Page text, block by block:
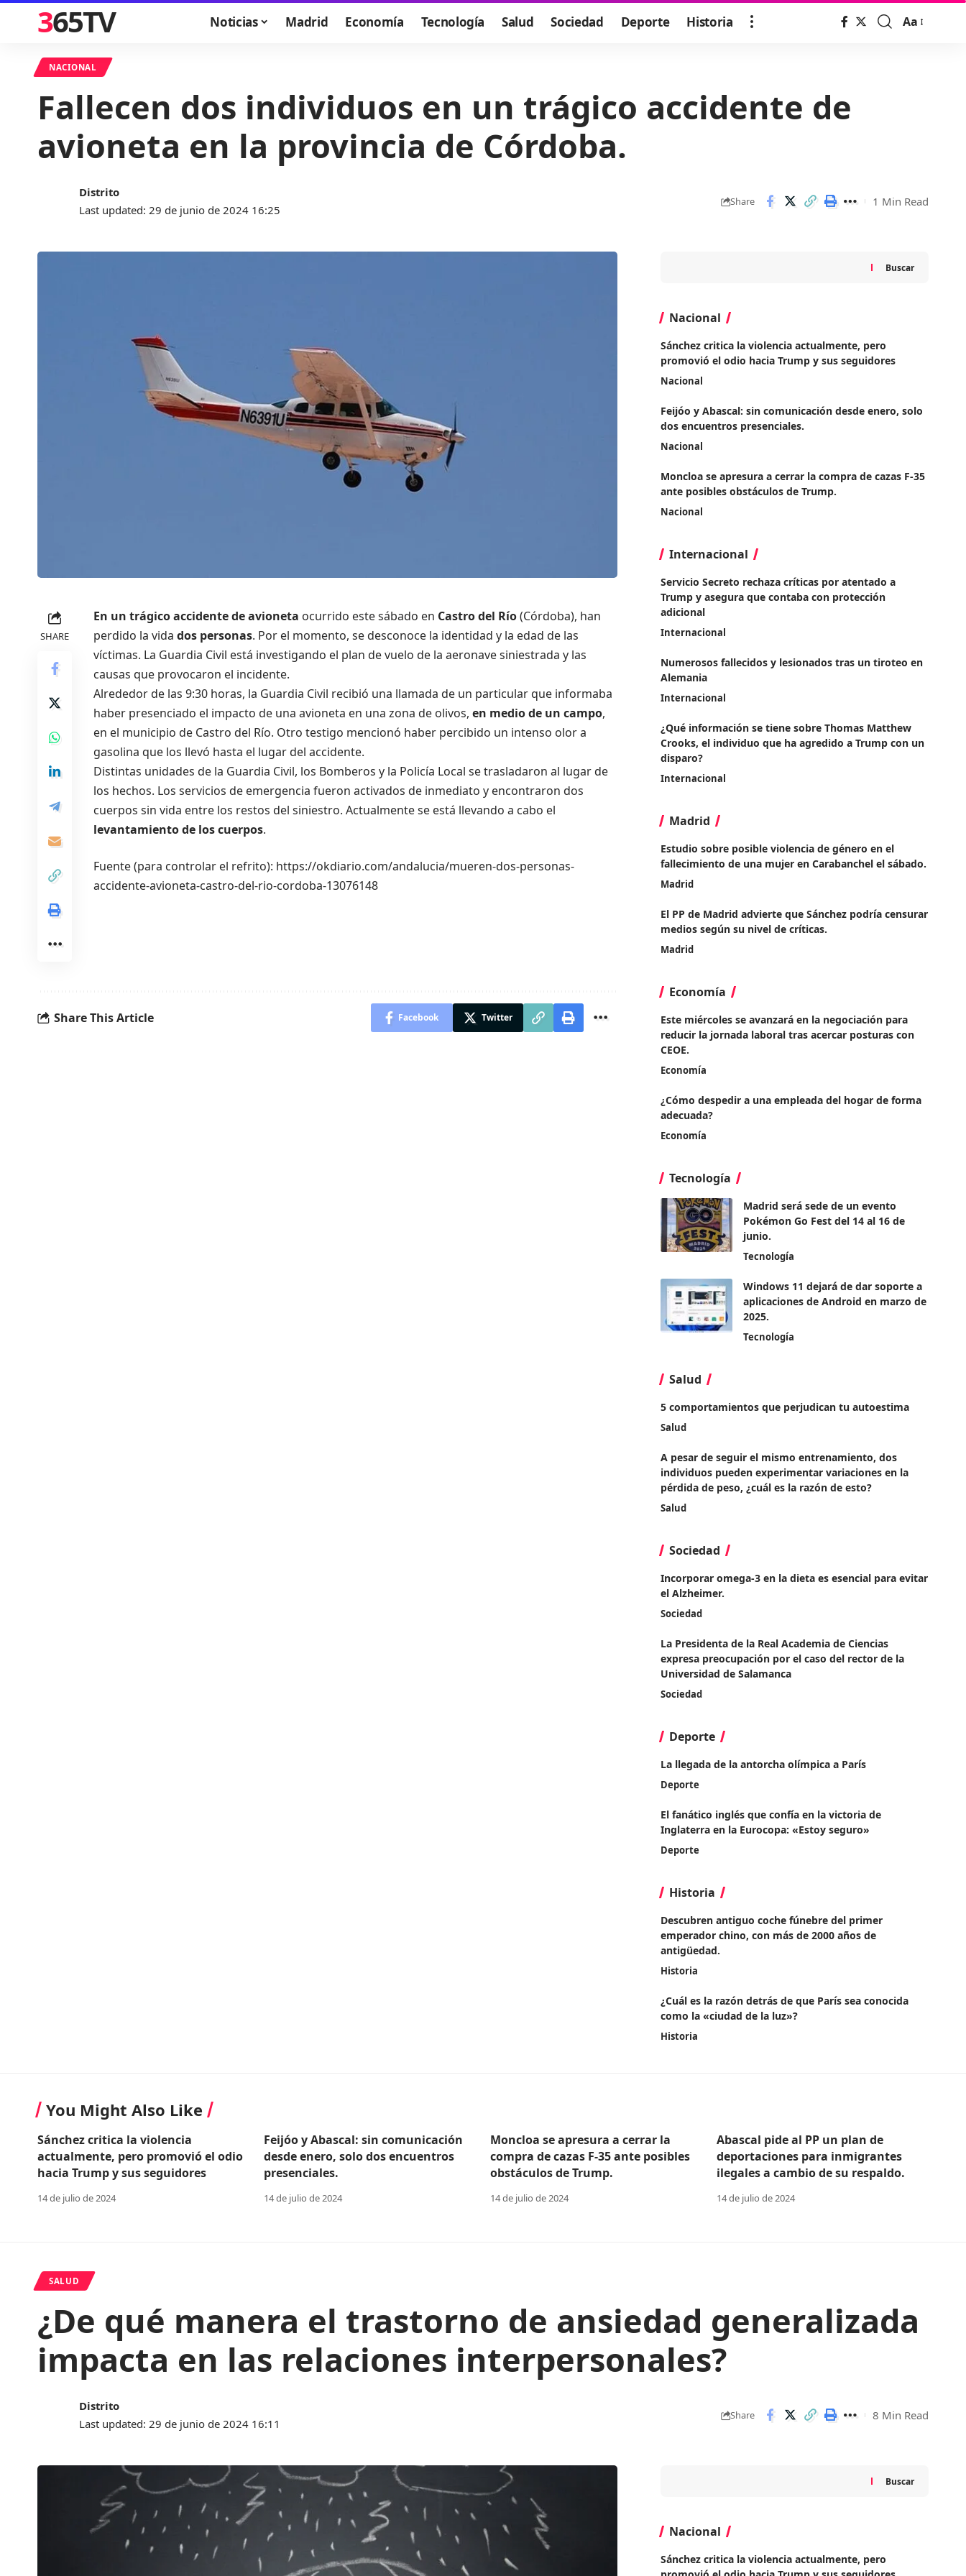
365TV Noticias Madrid Economía Tecnología Salud Sociedad Deporte Historia
Font
Aa
NACIONAL
Fallecen dos individuos en un trágico accidente de
avioneta en la provincia de Córdoba.
Last updated: 29 de junio de 2024 16:25
Distrito
Share 1 Min Read
SHARE
En un trágico accidente de avioneta ocurrido este sábado en Castro del Río(Córdoba), han
perdido la vida dos personas. Por el momento, se desconoce la identidad y la edad de las
víctimas. La Guardia Civil está investigando el plan de vuelo de la aeronave siniestrada y las
causas que provocaron el incidente.
Alrededor de las 9:30 horas, la Guardia Civil recibió una llamada de un particular que informaba
haber presenciado el impacto de una avioneta en una zona de olivos, en medio de un campo,
en el municipio de Castro del Río. Otro testigo mencionó haber percibido un intenso olor a
gasolina que los llevó hasta el lugar del accidente.
Distintas unidades de la Guardia Civil, los Bomberos y la Policía Local se trasladaron al lugar de
los hechos. Los servicios de emergencia fueron activados de inmediato y encontraron dos
cuerpos sin vida entre los restos del siniestro. Actualmente se está llevando a cabo el
levantamiento de los cuerpos.
Fuente (para controlar el refrito): https://okdiario.com/andalucia/mueren-dos-personas-
accidente-avioneta-castro-del-rio-cordoba-13076148
Share This Article Facebook Twitter
Buscar
Nacional
Sánchez critica la violencia actualmente, pero
promovió el odio hacia Trump y sus seguidores
Nacional
Feijóo y Abascal: sin comunicación desde enero, solo
dos encuentros presenciales.
Nacional
Moncloa se apresura a cerrar la compra de cazas F-35
ante posibles obstáculos de Trump.
Nacional
Internacional
Servicio Secreto rechaza críticas por atentado a
Trump y asegura que contaba con protección
adicional
Internacional
Numerosos fallecidos y lesionados tras un tiroteo en
Alemania
Internacional
¿Qué información se tiene sobre Thomas Matthew
Crooks, el individuo que ha agredido a Trump con un
disparo?
Internacional
Madrid
Estudio sobre posible violencia de género en el
fallecimiento de una mujer en Carabanchel el sábado.
Madrid
El PP de Madrid advierte que Sánchez podría censurar
medios según su nivel de críticas.
Madrid
Economía
Este miércoles se avanzará en la negociación para
reducir la jornada laboral tras acercar posturas con
CEOE.
Economía
¿Cómo despedir a una empleada del hogar de forma
adecuada?
Economía
Tecnología
Madrid será sede de un evento
Pokémon Go Fest del 14 al 16 de
junio.
Tecnología
Windows 11 dejará de dar soporte a
aplicaciones de Android en marzo de
2025.
Tecnología
Salud
5 comportamientos que perjudican tu autoestima
Salud
A pesar de seguir el mismo entrenamiento, dos
individuos pueden experimentar variaciones en la
pérdida de peso, ¿cuál es la razón de esto?
Salud
Sociedad
Incorporar omega-3 en la dieta es esencial para evitar
el Alzheimer.
Sociedad
La Presidenta de la Real Academia de Ciencias
expresa preocupación por el caso del rector de la
Universidad de Salamanca
Sociedad
Deporte
La llegada de la antorcha olímpica a París
Deporte
El fanático inglés que confía en la victoria de
Inglaterra en la Eurocopa: «Estoy seguro»
Deporte
Historia
Descubren antiguo coche fúnebre del primer
emperador chino, con más de 2000 años de
antigüedad.
Historia
¿Cuál es la razón detrás de que París sea conocida
como la «ciudad de la luz»?
Historia
You Might Also Like
Sánchez critica la violencia
actualmente, pero promovió el odio
hacia Trump y sus seguidores
14 de julio de 2024
Feijóo y Abascal: sin comunicación
desde enero, solo dos encuentros
presenciales.
14 de julio de 2024
Moncloa se apresura a cerrar la
compra de cazas F-35 ante posibles
obstáculos de Trump.
14 de julio de 2024
Abascal pide al PP un plan de
deportaciones para inmigrantes
ilegales a cambio de su respaldo.
14 de julio de 2024
SALUD
¿De qué manera el trastorno de ansiedad generalizada
impacta en las relaciones interpersonales?
Last updated: 29 de junio de 2024 16:11
Distrito
Share 8 Min Read
Buscar
Nacional
Sánchez critica la violencia actualmente, pero